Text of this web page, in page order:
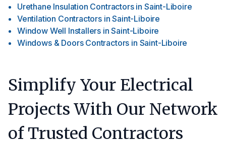
Urethane Insulation Contractors in Saint-Liboire
Ventilation Contractors in Saint-Liboire
Window Well Installers in Saint-Liboire
Windows & Doors Contractors in Saint-Liboire
Simplify Your Electrical
Projects With Our Network
of Trusted Contractors